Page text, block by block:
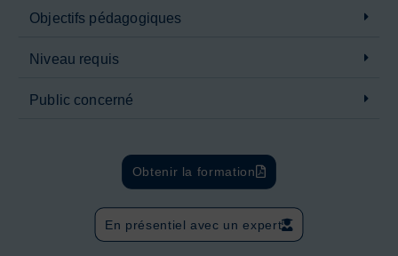
Objectifs pédagogiques
Niveau requis
Public concerné
Obtenir la formation
En présentiel avec un expert